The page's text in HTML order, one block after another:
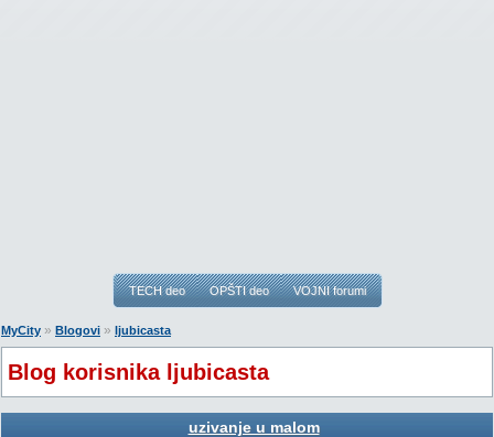
TECH deo OPŠTI deo VOJNI forumi
MyCity » Blogovi » ljubicasta
Blog korisnika ljubicasta
uzivanje u malom